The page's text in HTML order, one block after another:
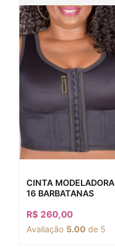
CINTA MODELADORA
16 BARBATANAS
R$ 260,00
Avaliação 5.00 de 5